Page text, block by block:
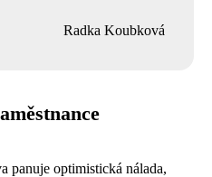
Radka Koubková
panuje optimistická nálada,